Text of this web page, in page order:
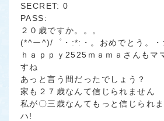
SECRET: 0
PASS:
２０歳ですか。。。
(*^ー^)/゜・:*:・。おめでとう。
ｈａｐｐｙ2525ｍａｍａさんもマ
すね
あっと言う間だったでしょう？
家も２７歳なんて信じられません
私が〇三歳なんてもっと信じら
ハ!